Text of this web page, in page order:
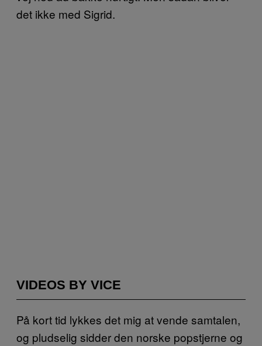
det ikke med Sigrid.
VIDEOS BY VICE
På kort tid lykkes det mig at vende samtalen,
og pludselig sidder den norske popstjerne og